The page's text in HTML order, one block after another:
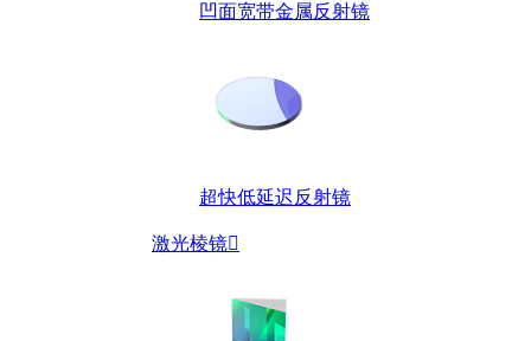
凹面宽带金属反射镜
超快低延迟反射镜
激光棱镜